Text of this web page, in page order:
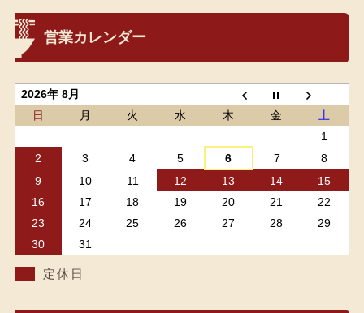
営業カレンダー
2026年 8月
日
月 火 水 木 金
土
1
2
3 4 5 6 7
8
9
10 11 12 13 14
15
16
17 18 19 20 21
22
23
24 25 26 27 28
29
30
31
定休日